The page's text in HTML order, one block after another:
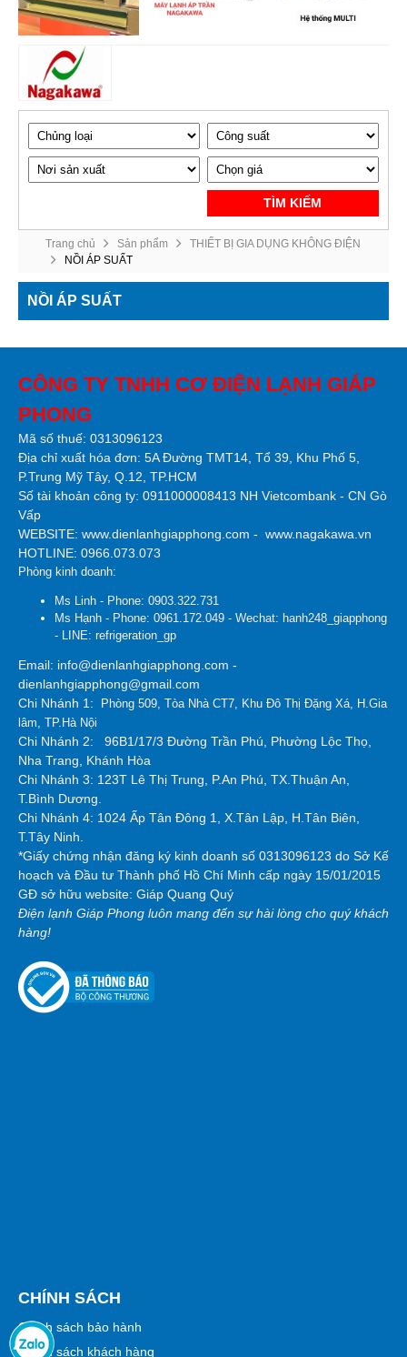
TÌM KIẾM
Trang chủ Sản phẩm
THIẾT BỊ GIA DỤNG KHÔNG ĐIỆN
NỒI ÁP SUẤT
NỒI ÁP SUẤT
CÔNG TY TNHH CƠ ĐIỆN LẠNH GIÁP
PHONG
Mã số thuế: 0313096123
Địa chỉ xuất hóa đơn: 5A Đường TMT14, Tổ 39, Khu Phố 5,
P.Trung Mỹ Tây, Q.12, TP.HCM
Số tài khoản công ty: 0911000008413 NH Vietcombank - CN Gò
Vấp
WEBSITE: www.dienlanhgiapphong.com - www.nagakawa.vn
HOTLINE: 0966.073.073
Phòng kinh doanh:
Ms Linh - Phone: 0903.322.731
Ms Hạnh - Phone: 0961.172.049 - Wechat: hanh248_giapphong
- LINE: refrigeration_gp
Email: info@dienlanhgiapphong.com -
dienlanhgiapphong@gmail.com
Chi Nhánh 1:
Phòng 509, Tòa Nhà CT7, Khu Đô Thị Đặng Xá, H.Gia
lâm, TP.Hà Nội
Chi Nhánh 2:
96B1/17/3 Đường Trần Phú, Phường Lộc Thọ,
Nha Trang, Khánh Hòa
Chi Nhánh 3: 123T Lê Thị Trung, P.An Phú, TX.Thuận An,
T.Bình Dương.
Chi Nhánh 4: 1024 Ấp Tân Đông 1, X.Tân Lập, H.Tân Biên,
T.Tây Ninh.
*Giấy chứng nhận đăng ký kinh doanh số 0313096123 do Sở Kế
hoạch và Đầu tư Thành phố Hồ Chí Minh cấp ngày 15/01/2015
GĐ sở hữu website: Giáp Quang Quý
Điện lạnh Giáp Phong luôn mang đến sự hài lòng cho quý khách
hàng!
CHÍNH SÁCH
Chính sách bảo hành
Chính sách khách hàng